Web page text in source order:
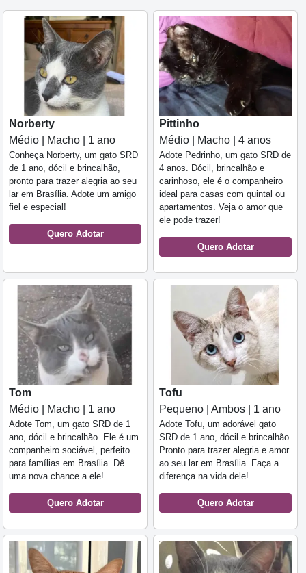
Norberty
Médio | Macho | 1 ano
Conheça Norberty, um gato SRD
de 1 ano, dócil e brincalhão,
pronto para trazer alegria ao seu
lar em Brasília. Adote um amigo
fiel e especial!
Quero Adotar
Pittinho
Médio | Macho | 4 anos
Adote Pedrinho, um gato SRD de
4 anos. Dócil, brincalhão e
carinhoso, ele é o companheiro
ideal para casas com quintal ou
apartamentos. Veja o amor que
ele pode trazer!
Quero Adotar
Tom
Médio | Macho | 1 ano
Adote Tom, um gato SRD de 1
ano, dócil e brincalhão. Ele é um
companheiro sociável, perfeito
para famílias em Brasília. Dê
uma nova chance a ele!
Quero Adotar
Tofu
Pequeno | Ambos | 1 ano
Adote Tofu, um adorável gato
SRD de 1 ano, dócil e brincalhão.
Pronto para trazer alegria e amor
ao seu lar em Brasília. Faça a
diferença na vida dele!
Quero Adotar